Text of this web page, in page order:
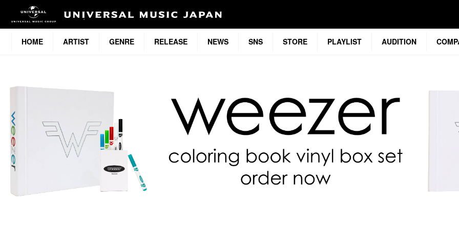
HOME ARTIST GENRE RELEASE NEWS SNS STORE PLAYLIST AUDITION